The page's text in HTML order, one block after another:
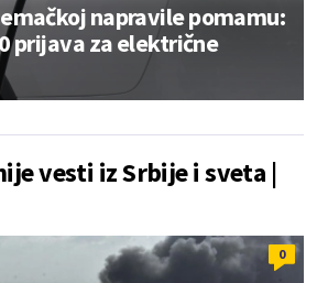
napravile pomamu:
prijava za električne
vesti iz Srbije i sveta |
0